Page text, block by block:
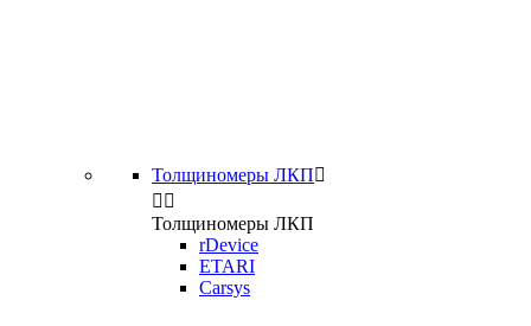
Толщиномеры ЛКП
 
Толщиномеры ЛКП
rDevice
ETARI
Carsys